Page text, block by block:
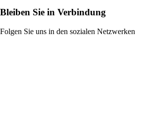
Bleiben Sie in Verbindung
Folgen Sie uns in den sozialen Netzwerken